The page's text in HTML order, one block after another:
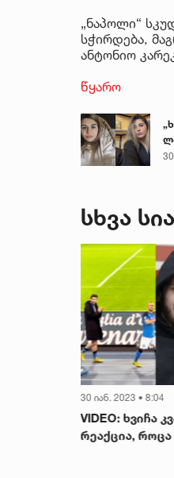
„ნაპოლი“
სჭირდება,
ანტონიო
წყარო
სხვა
30 იან. 2023 • 8:04
VIDEO: ხვიჩა
რეაქცია,